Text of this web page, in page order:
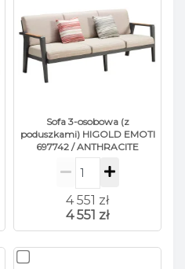
Sofa 3-osobowa (z
poduszkami) HIGOLD EMOTI
697742 / ANTHRACITE
4 551 zł
4 551 zł